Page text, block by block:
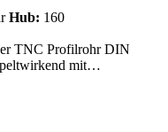
Hub: 160
TNC Profilrohr DIN
mit…